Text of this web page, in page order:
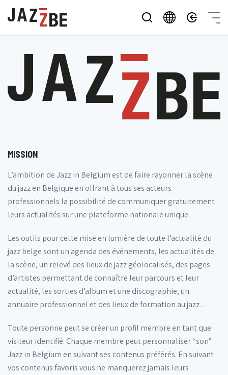
MISSION
L’ambition de Jazz in Belgium est de faire rayonner la scène
du jazz en Belgique en offrant à tous ses acteurs
professionnels la possibilité de communiquer gratuitement
leurs actualités sur une plateforme nationale unique.
Les outils pour cette mise en lumière de toute l’actualité du
jazz belge sont un agenda des événements, les actualités de
la scène, un relevé des lieux de jazz géolocalisés, des pages
d’artistes permettant de connaître leur parcours et leur
actualité, les sorties d’album et une discographie, un
annuaire professionnel et des lieux de formation au jazz…
Toute personne peut se créer un profil membre en tant que
visiteur identifié. Chaque membre peut personnaliser “son”
Jazz in Belgium en suivant ses contenus préférés. En suivant
vos contenus favoris vous ne manquerez jamais leurs